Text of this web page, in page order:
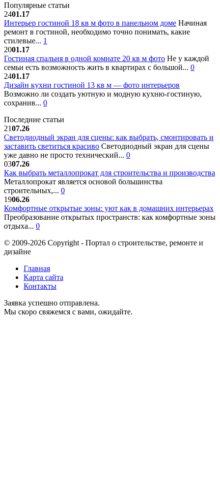
Популярные статьи
2401.17
Интерьер гостиной 18 кв м фото в панельном доме Начиная
ремонт в гостиной, необходимо точно понимать, какие
стилевые... 1
2001.17
Гостиная спальня в одной комнате 20 кв м фото Не у каждой
семьи есть возможность жить в квартирах с большой... 0
2401.17
Дизайн кухни гостиной 13 кв м — фото интерьеров
Возможно ли создать уютную и модную кухню-гостиную,
сохранив... 0
Последние статьи
2107.26
Светодиодный экран для сцены: как выбрать, смонтировать и
заставить светиться красиво Светодиодный экран для сцены
уже давно не просто технический... 0
0307.26
Как выбрать металлопрокат для строительства и производства
Металлопрокат является основой большинства
строительных,... 0
1906.26
Комфортные открытые зоны: уют как в домашних интерьерах
Преобразование открытых пространств: как комфортные зоны
отдыха... 0
© 2009-2026 Copyright - Портал о строительстве, ремонте и
дизайне
Главная
Карта сайта
Контакты
Заявка успешно отправлена.
Мы скоро свяжемся с вами, ожидайте.